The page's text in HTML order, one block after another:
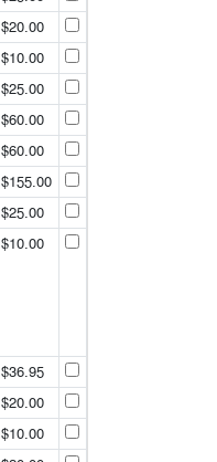
$20.00
$10.00
$25.00
$60.00
$60.00
$155.00
$25.00
$10.00
$36.95
$20.00
$10.00